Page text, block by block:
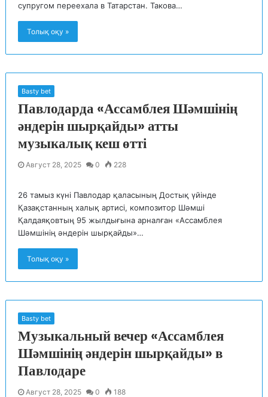
супругом переехала в Татарстан. Такова…
Толық оқу »
Basty bet
Павлодарда «Ассамблея Шәмшінің
әндерін шырқайды» атты
музыкалық кеш өтті
Август 28, 2025 0 228
26 тамыз күні Павлодар қаласының Достық үйінде
Қазақстанның халық артисі, композитор Шәмші
Қалдаяқовтың 95 жылдығына арналған «Ассамблея
Шәмшінің әндерін шырқайды»…
Толық оқу »
Basty bet
Музыкальный вечер «Ассамблея
Шәмшінің әндерін шырқайды» в
Павлодаре
Август 28, 2025 0 188